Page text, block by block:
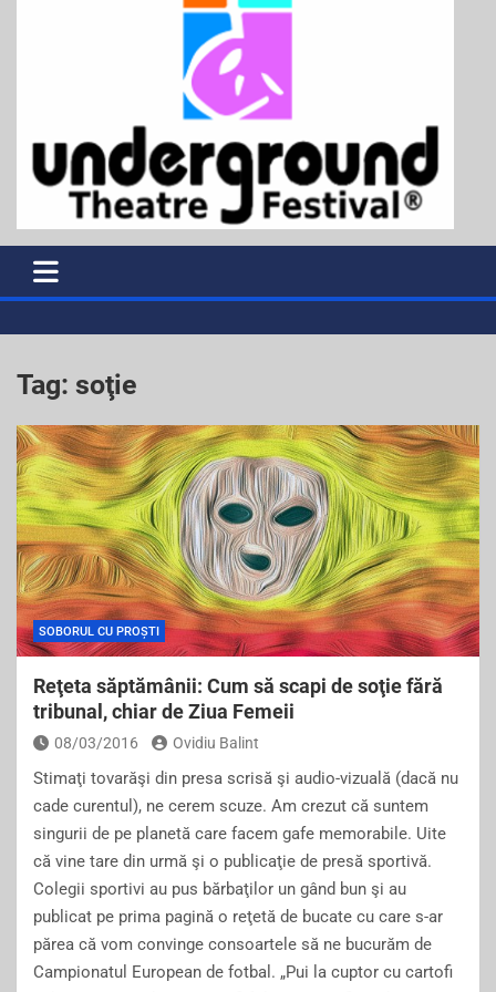
Tag: soţie
SOBORUL CU PROȘTI
Reţeta săptămânii: Cum să scapi de soţie fără
tribunal, chiar de Ziua Femeii
08/03/2016 Ovidiu Balint
Stimaţi tovarăşi din presa scrisă şi audio-vizuală (dacă nu
cade curentul), ne cerem scuze. Am crezut că suntem
singurii de pe planetă care facem gafe memorabile. Uite
că vine tare din urmă şi o publicaţie de presă sportivă.
Colegii sportivi au pus bărbaţilor un gând bun şi au
publicat pe prima pagină o reţetă de bucate cu care s-ar
părea că vom convinge consoartele să ne bucurăm de
Campionatul European de fotbal. „Pui la cuptor cu cartofi